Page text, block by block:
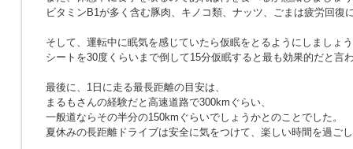
ビタミンB1が多く含む豚肉、キノコ類、ナッツ、ごまは疲労回復
そして、運転中に眠気を感じていたら仮眠をとるようにしましょ
シートを30度くらいまで倒して15分仮眠すると最も効果的だと言
最後に、1日に走る最長距離の目安は、
まるもさんの経験だと高速道路で300kmぐらい、
一般道ならその半分の150kmぐらいでしょうかとのことでした。
夏休みの長距離ドライブは安全に気をつけて、楽しい時間を過ご